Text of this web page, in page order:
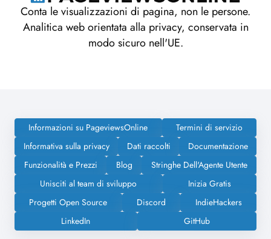
Conta le visualizzazioni di pagina, non le persone.
Analitica web orientata alla privacy, conservata in
modo sicuro nell'UE.
Informazioni su PageviewsOnline
Termini di servizio
Informativa sulla privacy
Dati raccolti
Documentazione
Funzionalità e Prezzi
Blog
Stringhe Dell'Agente Utente
Unisciti al team di sviluppo
Inizia Gratis
Progetti Open Source
Discord
IndieHackers
LinkedIn
GitHub